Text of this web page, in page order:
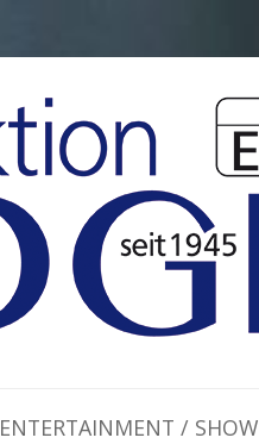
ENTERTAINMENT / SHOW